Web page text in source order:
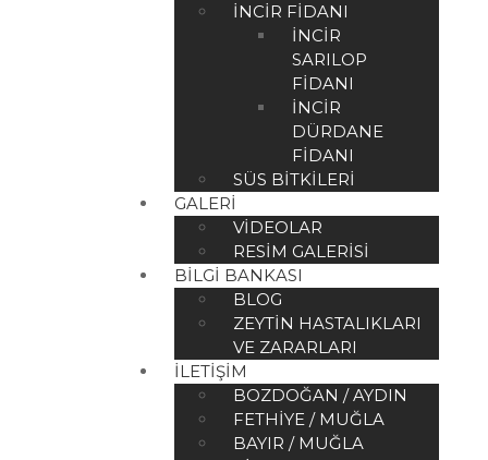
İNCIR FIDANI
İNCIR
SARILOP
FIDANI
İNCIR
DÜRDANE
FIDANI
SÜS BITKILERI
GALERI
VIDEOLAR
RESIM GALERISI
BILGI BANKASI
BLOG
ZEYTIN HASTALIKLARI
VE ZARARLARI
İLETIŞIM
BOZDOĞAN / AYDIN
FETHIYE / MUĞLA
BAYIR / MUĞLA